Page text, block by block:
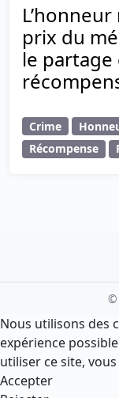
prix du
le
Crime
Récompense
©
Nous utilisons des
expérience
utiliser ce site,
Accepter